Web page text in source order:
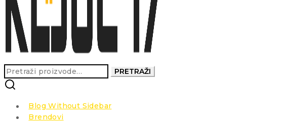
Pretraži: PRETRAŽI
Blog Without Sidebar
Brendovi